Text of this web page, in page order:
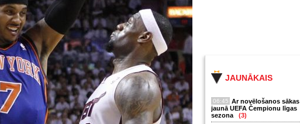
JAUNĀKAIS
06:45 Ar novēlošanos sākas
jaunā UEFA Čempionu līgas
sezona
(3)